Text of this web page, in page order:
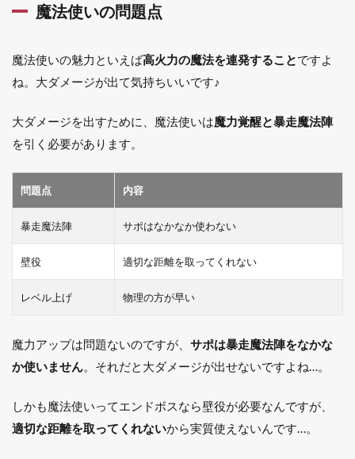
魔法使いの問題点
魔法使いの魅力といえば高火力の魔法を連発することですよ
ね。大ダメージが出て気持ちいいです♪
大ダメージを出すために、魔法使いは魔力覚醒と暴走魔法陣
を引く必要があります。
問題点 内容
暴走魔法陣 サポはなかなか使わない
壁役 適切な距離を取ってくれない
レベル上げ 物理の方が早い
魔力アップは問題ないのですが、 サポは暴走魔法陣をなかな
か使いません。それだと大ダメージが出せないですよね…。
しかも魔法使いってエンドボスなら壁役が必要なんですが、
適切な距離を取ってくれないから実質使えないんです…。